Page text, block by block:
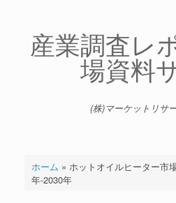
産業調査レ
場資料
(株)マーケットリサ
ホーム » ホットオイルヒーター市
年-2030年